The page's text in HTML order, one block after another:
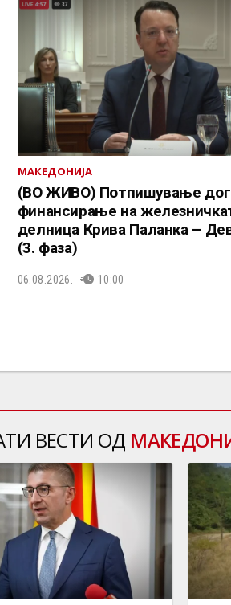
МАКЕДОНИЈА
(ВО ЖИВО) Потпишување
финансирање на
делница Крива Паланка –
(3. фаза)
06.08.2026. 10:00
ВЕСТИ ОД